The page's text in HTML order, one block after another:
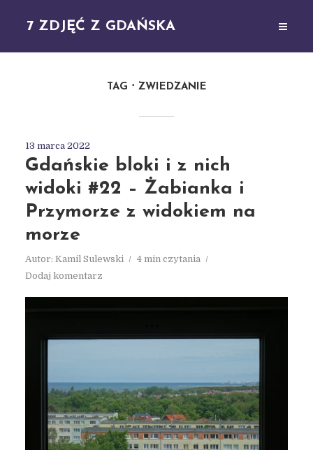
7 ZDJĘĆ Z GDAŃSKA
TAG ZWIEDZANIE
13 marca 2022
Gdańskie bloki i z nich
widoki #22 – Żabianka i
Przymorze z widokiem na
morze
Autor: Kamil Sulewski
4 min czytania
Dodaj komentarz